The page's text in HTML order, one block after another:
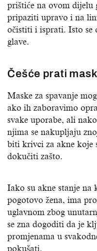
prištiće na ovom dijelu
pripaziti upravo i na
očistiti i isprati. Isto se
glave.
Češće prati
Maske za spavanje
ako ih zaboravimo
svake uporabe, ali
njima se nakupljaju
biti krivci za akne koje
dokučiti zašto.
Iako su akne stanje
pogotovo žena, ima
uglavnom zbog
se zna dogoditi da je
promjenama u
pokušati.